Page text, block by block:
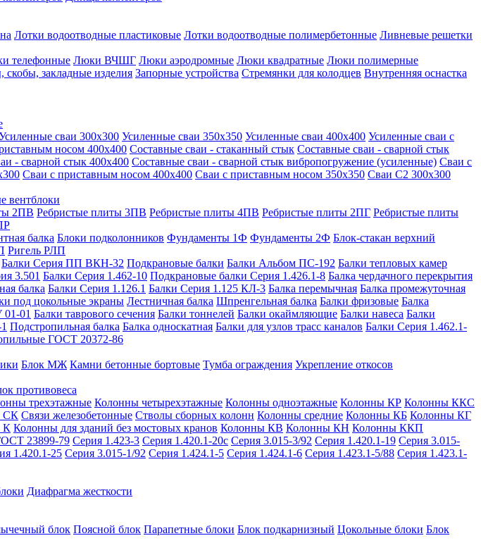
Лотки водоотводные пластиковые Лотки водоотводные полимербетонные Ливневые решетки
телефонные Люки ВЧШГ Люки аэродромные Люки квадратные Люки полимерные
скобы, закладные изделия Запорные устройства Стремянки для колодцев Внутренняя оснастка
сваи 300х300 Усиленные сваи 350х350 Усиленные сваи 400х400 Усиленные сваи с
носом 400х400 Составные сваи - стаканный стык Составные сваи - сварной стык
- сварной стык 400х400 Составные сваи - сварной стык вибропогружение (усиленные) Сваи с
Сваи с приставным носом 400х400 Сваи с приставным носом 350х350 Сваи С2 300х300
вентблоки
2ПВ Ребристые плиты 3ПВ Ребристые плиты 4ПВ Ребристые плиты 2ПГ Ребристые плиты
балка Блоки подколонников Фундаменты 1Ф Фундаменты 2Ф Блок-стакан верхний
Ригель РЛП
Балки Серия ПП ВКН-32 Подкрановые балки Балки Альбом ПС-192 Балки тепловых камер
3.501 Балки Серия 1.462-10 Подкрановые балки Серия 1.426.1-8 Балка чердачного перекрытия
балка Балки Серия 1.126.1 Балки Серия 1.125 КЛ-3 Балка перемычная Балка промежуточная
под цокольные экраны Лестничная балка Шпренгельная балка Балки фризовые Балка
01-01 Балки таврового сечения Балки тоннелей Балки окаймляющие Балки навеса Балки
Подстропильная балка Балка односкатная Балки для узлов трасс каналов Балки Серия 1.462.1-
ГОСТ 20372-86
Блок МЖ Камни бетонные бортовые Тумба ограждения Укрепление откосов
противовеса
трехэтажные Колонны четырехэтажные Колонны одноэтажные Колонны КР Колонны ККС
СК Связи железобетонные Стволы сборных колонн Колонны средние Колонны КБ Колонны КГ
К Колонны для зданий без мостовых кранов Колонны КВ Колонны КН Колонны ККП
23899-79 Серия 1.423-3 Серия 1.420.1-20с Серия 3.015-3/92 Серия 1.420.1-19 Серия 3.015-
1.420.1-25 Серия 3.015-1/92 Серия 1.424.1-5 Серия 1.424.1-6 Серия 1.423.1-5/88 Серия 1.423.1-
Диафрагма жесткости
блок Поясной блок Парапетные блоки Блок подкарнизный Цокольные блоки Блок